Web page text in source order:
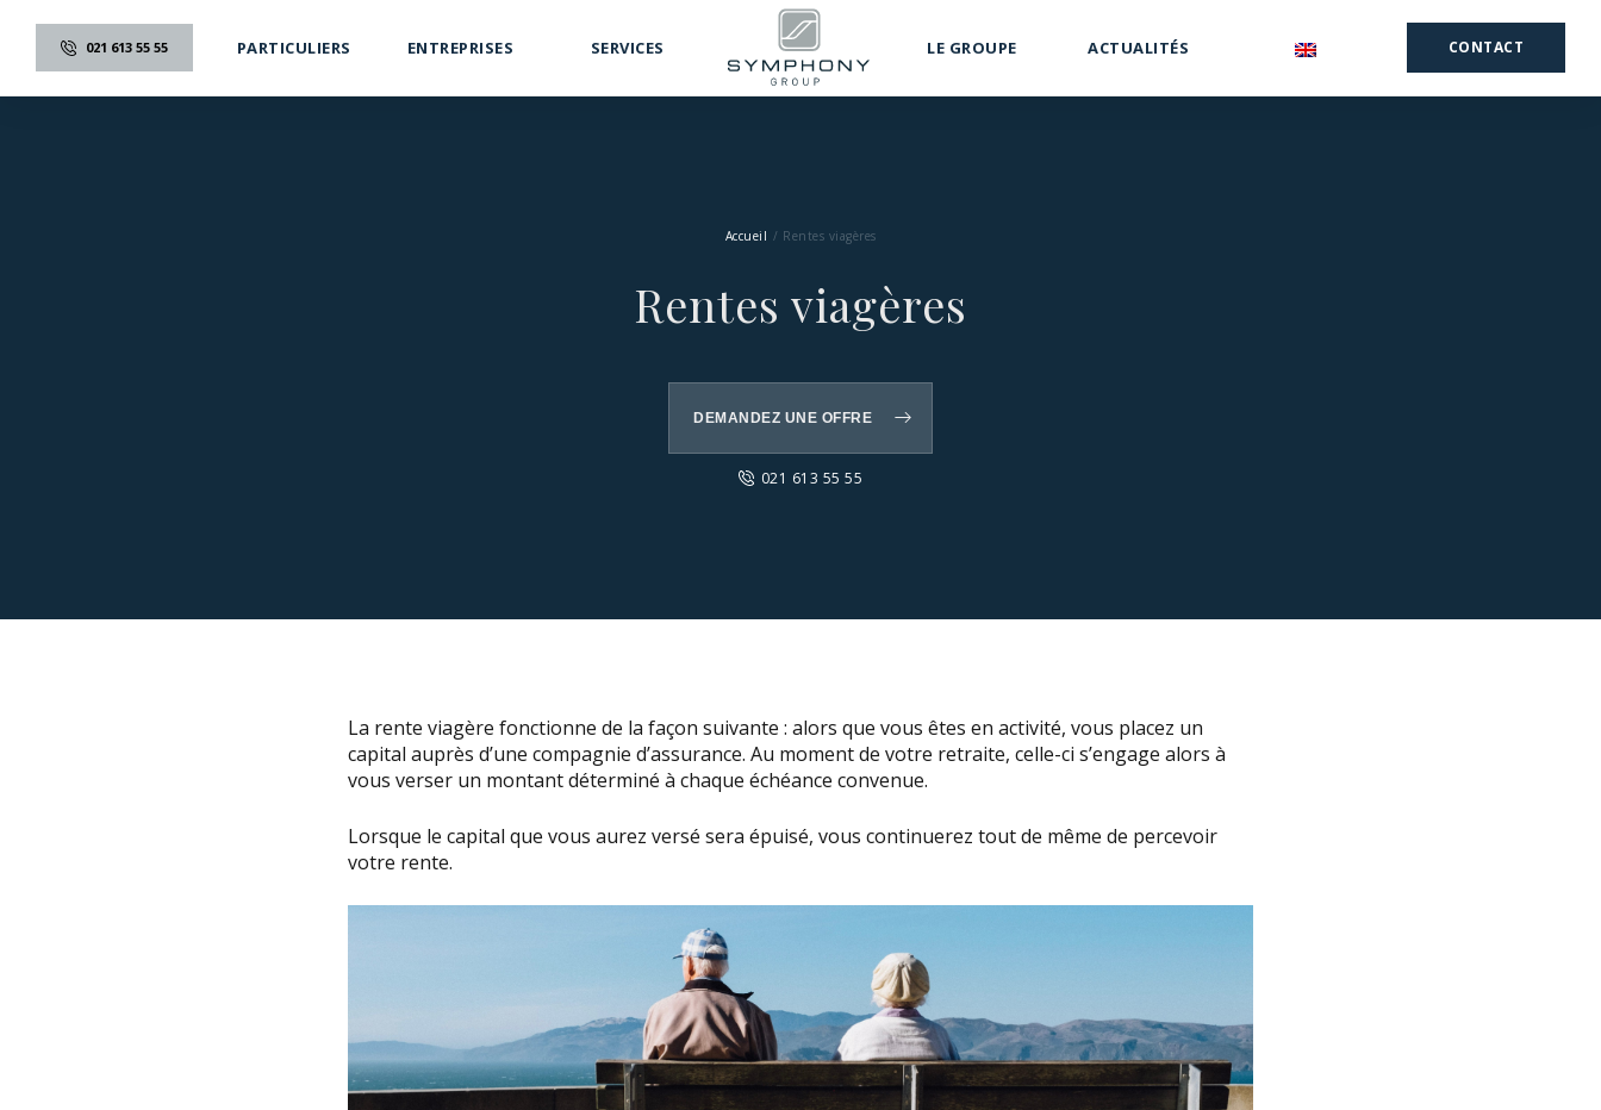
021 613 55 55 PARTICULIERS ENTREPRISES SERVICES LE GROUPE ACTUALITÉS CONTACT
Accueil Rentes viagères
Rentes viagères
DEMANDEZ UNE OFFRE
021 613 55 55
La rente viagère fonctionne de la façon suivante : alors que vous êtes en activité, vous placez un
capital auprès d’une compagnie d’assurance. Au moment de votre retraite, celle-ci s’engage alors à
vous verser un montant déterminé à chaque échéance convenue.
Lorsque le capital que vous aurez versé sera épuisé, vous continuerez tout de même de percevoir
votre rente.